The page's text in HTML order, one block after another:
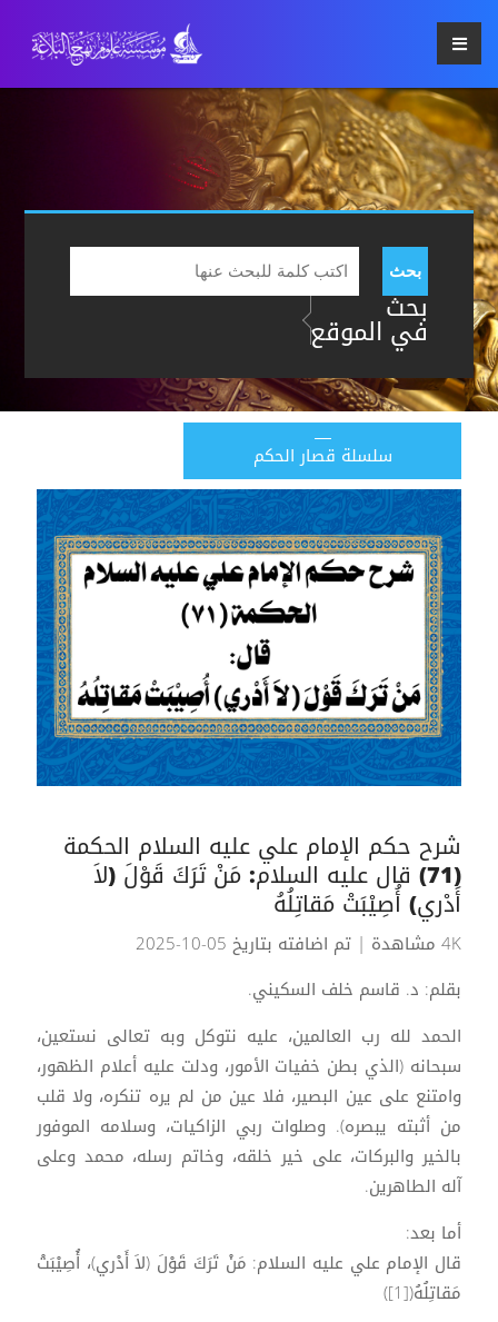
بحث
بحث
في الموقع
سلسلة قصار الحكم
شرح حكم الإمام علي عليه السلام الحكمة
(71) قال عليه السلام: مَنْ تَرَكَ قَوْلَ (لاَ
أَدْري) أُصِيْبَتْ مَقاتِلُهُ
4K مشاهدة
| تم اضافته بتاريخ 05-10-2025
بقلم: د. قاسم خلف السكيني.
الحمد لله رب العالمين، عليه نتوكل وبه تعالى نستعين،
سبحانه (الذي بطن خفيات الأمور، ودلت عليه أعلام الظهور،
وامتنع على عين البصير، فلا عين من لم يره تنكره، ولا قلب
من أثبته يبصره). وصلوات ربي الزاكيات، وسلامه الموفور
بالخير والبركات، على خير خلقه، وخاتم رسله، محمد وعلى
آله الطاهرين.
أما بعد:
قال الإمام علي عليه السلام: مَنْ تَرَكَ قَوْلَ (لاَ أَدْري)، أُصِيْبَتْ
مَقاتِلُهُ([1])